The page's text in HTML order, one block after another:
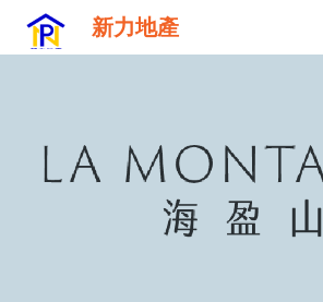
新力地產